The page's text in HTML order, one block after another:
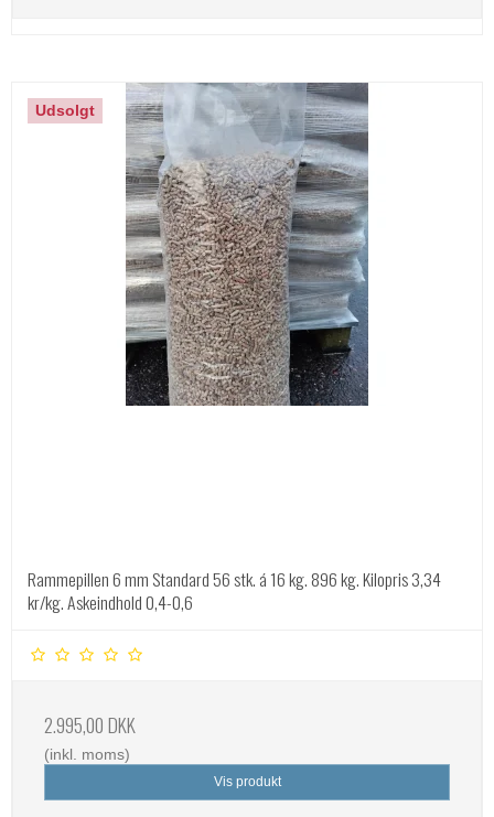
Udsolgt
Rammepillen 6 mm Standard 56 stk. á 16 kg. 896 kg. Kilopris 3,34
kr/kg. Askeindhold 0,4-0,6
2.995,00 DKK
(inkl. moms)
Vis produkt